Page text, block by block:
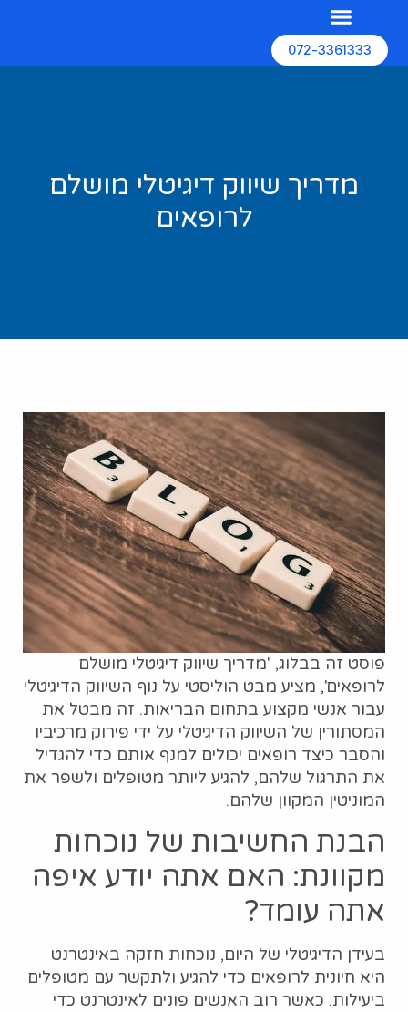
072-3361333
מדריך שיווק דיגיטלי מושלם
לרופאים
פוסט זה בבלוג, 'מדריך שיווק דיגיטלי מושלם
לרופאים', מציע מבט הוליסטי על נוף השיווק הדיגיטלי
עבור אנשי מקצוע בתחום הבריאות. זה מבטל את
המסתורין של השיווק הדיגיטלי על ידי פירוק מרכיביו
והסבר כיצד רופאים יכולים למנף אותם כדי להגדיל
את התרגול שלהם, להגיע ליותר מטופלים ולשפר את
המוניטין המקוון שלהם.
הבנת החשיבות של נוכחות
מקוונת: האם אתה יודע איפה
אתה עומד?
בעידן הדיגיטלי של היום, נוכחות חזקה באינטרנט
היא חיונית לרופאים כדי להגיע ולתקשר עם מטופלים
ביעילות. כאשר רוב האנשים פונים לאינטרנט כדי